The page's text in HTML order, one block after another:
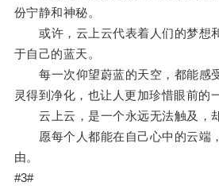
份宁静和神秘。
或许，云上云代表着人们的梦想
于自己的蓝天。
每一次仰望蔚蓝的天空，都能感
灵得到净化，也让人更加珍惜眼前的
云上云，是一个永远无法触及，却
愿每个人都能在自己心中的云端
由。
#3#